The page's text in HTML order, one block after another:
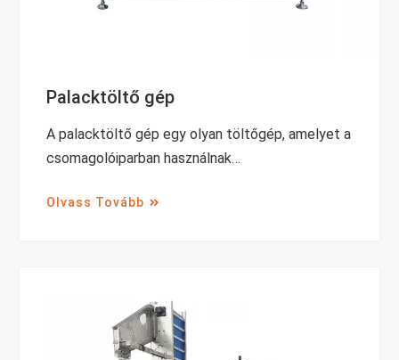
Palacktöltő gép
A palacktöltő gép egy olyan töltőgép, amelyet a
csomagolóiparban használnak…
Olvass Tovább